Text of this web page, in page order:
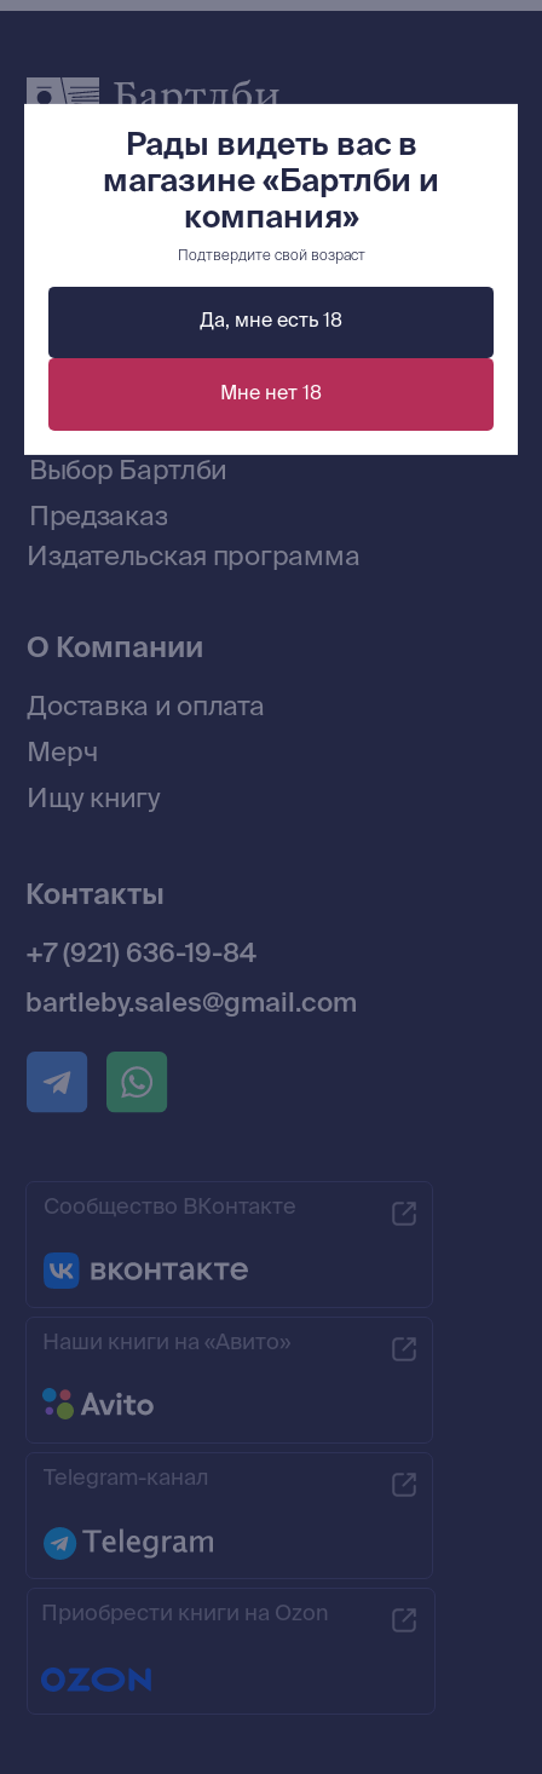
Рады видеть вас в
магазине «Бартлби и
компания»
Подтвердите свой возраст
Да, мне есть 18
Мне нет 18
+7 (921) 636-19-84
bartleby.sales@gmail.com
Договор оферты
Разработка MÓNT-DESIGN
© 2026 Все права защищены
Приобрести книги на Ozon
Сообщество ВКонтакте
Telegram-канал